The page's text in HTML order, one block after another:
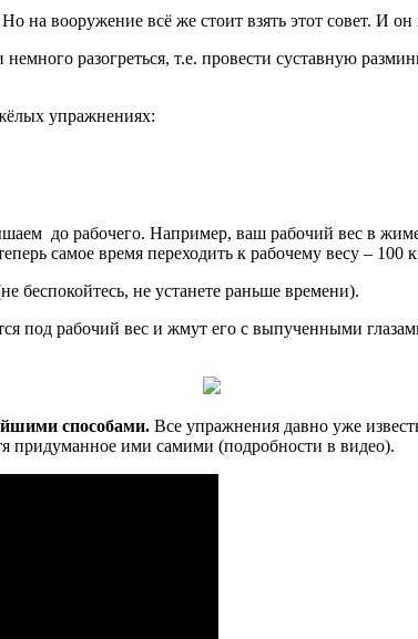
вооружение всё же стоит взять этот совет. И
разогреться, т.е. провести суставную
упражнениях:
до рабочего. Например, ваш рабочий вес в
самое время переходить к рабочему весу – 100
не устанете раньше времени).
под рабочий вес и жмут его с выпученными
способами. Все упражнения давно уже
придуманное ими самими (подробности в видео).